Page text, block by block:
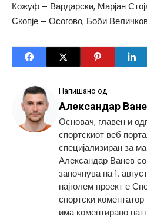
Кожуф – Вардарски, Марјан
Скопје – Осогово, Боби
Напишано од
Александар
Основач, главен и
спортскиот веб
специјализиран за
Александар Ванев
започнува на 1.
најголем проект е
спортски
има коментирано